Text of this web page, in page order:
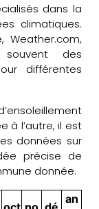
dans la
climatiques.
Weather.com,
souvent des
différentes
à l’autre, il est
données sur
précise de
donnée.
an